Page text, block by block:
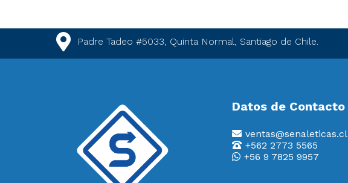
Padre Tadeo #5033, Quinta Normal, Santiago de Chile.
Datos de Contacto
ventas@senaleticas.cl
+562 2773 5565
+56 9 7825 9957